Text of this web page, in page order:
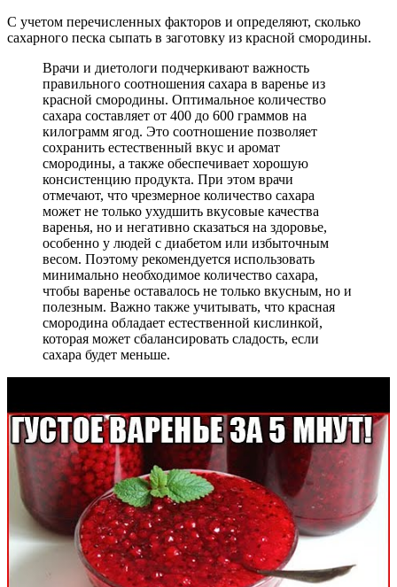
С учетом перечисленных факторов и определяют, сколько
сахарного песка сыпать в заготовку из красной смородины.
Врачи и диетологи подчеркивают важность
правильного соотношения сахара в варенье из
красной смородины. Оптимальное количество
сахара составляет от 400 до 600 граммов на
килограмм ягод. Это соотношение позволяет
сохранить естественный вкус и аромат
смородины, а также обеспечивает хорошую
консистенцию продукта. При этом врачи
отмечают, что чрезмерное количество сахара
может не только ухудшить вкусовые качества
варенья, но и негативно сказаться на здоровье,
особенно у людей с диабетом или избыточным
весом. Поэтому рекомендуется использовать
минимально необходимое количество сахара,
чтобы варенье оставалось не только вкусным, но и
полезным. Важно также учитывать, что красная
смородина обладает естественной кислинкой,
которая может сбалансировать сладость, если
сахара будет меньше.